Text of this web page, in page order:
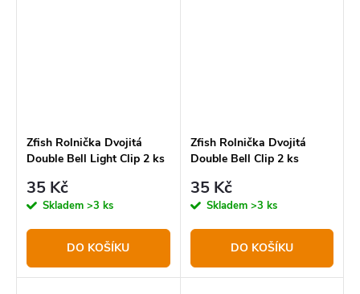
Zfish Rolnička Dvojitá
Double Bell Light Clip 2 ks
35 Kč
Skladem >3 ks
DO KOŠÍKU
Zfish Rolnička Dvojitá
Double Bell Clip 2 ks
35 Kč
Skladem >3 ks
DO KOŠÍKU